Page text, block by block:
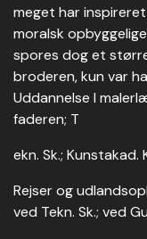
meget har
moralsk
spores dog et
broderen, kun var
Uddannelse I
faderen; T
ekn. Sk.; Kunstakad.
Rejser og
ved Tekn. Sk.; ved